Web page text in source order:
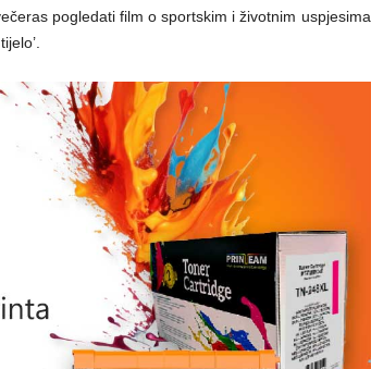
pogledati film o sportskim i životnim uspjesima